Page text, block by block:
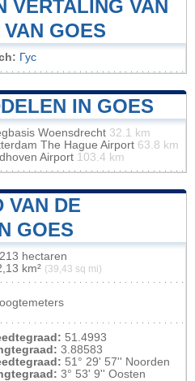
VERTALING VAN
GOES
Гус
IN GOES
Woensdrecht 32.1 km
The Hague Airport 63.8 km
Airport 103.4 km
VAN DE
GOES
hectaren
km² (39,43 sq mi)
51.4993
3.88583
51° 29' 57'' Noorden
3° 53' 9'' Oosten